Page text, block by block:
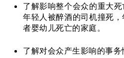
了解影响整个会众的重大
年轻人被醉酒的司机撞死
者婴幼儿死亡的家庭。
了解对会众产生影响的事务